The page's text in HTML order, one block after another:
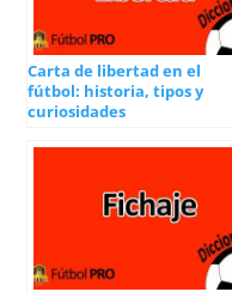
Carta de libertad en el
fútbol: historia, tipos y
curiosidades